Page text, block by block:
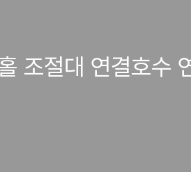
조절대 연결호수